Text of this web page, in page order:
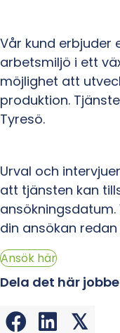
Vår kund erbjuder
arbetsmiljö i ett
möjlighet att
produktion.
Tyresö.
Urval och
att tjänsten kan
din ansökan
Ansök här
Dela det här
𝕏